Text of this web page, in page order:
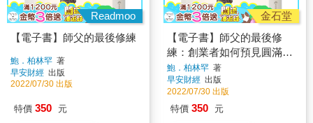
Readmoo
【電子書】師父的最後修練
鮑．柏林罕 著
早安財經 出版
2022/07/30 出版
特價 350 元
金石堂
【電子書】師父的最後修
練：創業者如何預見圓滿終
局
鮑．柏林罕 著
早安財經 出版
2022/07/30 出版
特價 350 元